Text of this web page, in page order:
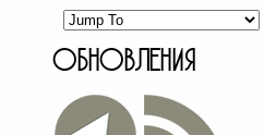
ОБНОВЛЕНИЯ